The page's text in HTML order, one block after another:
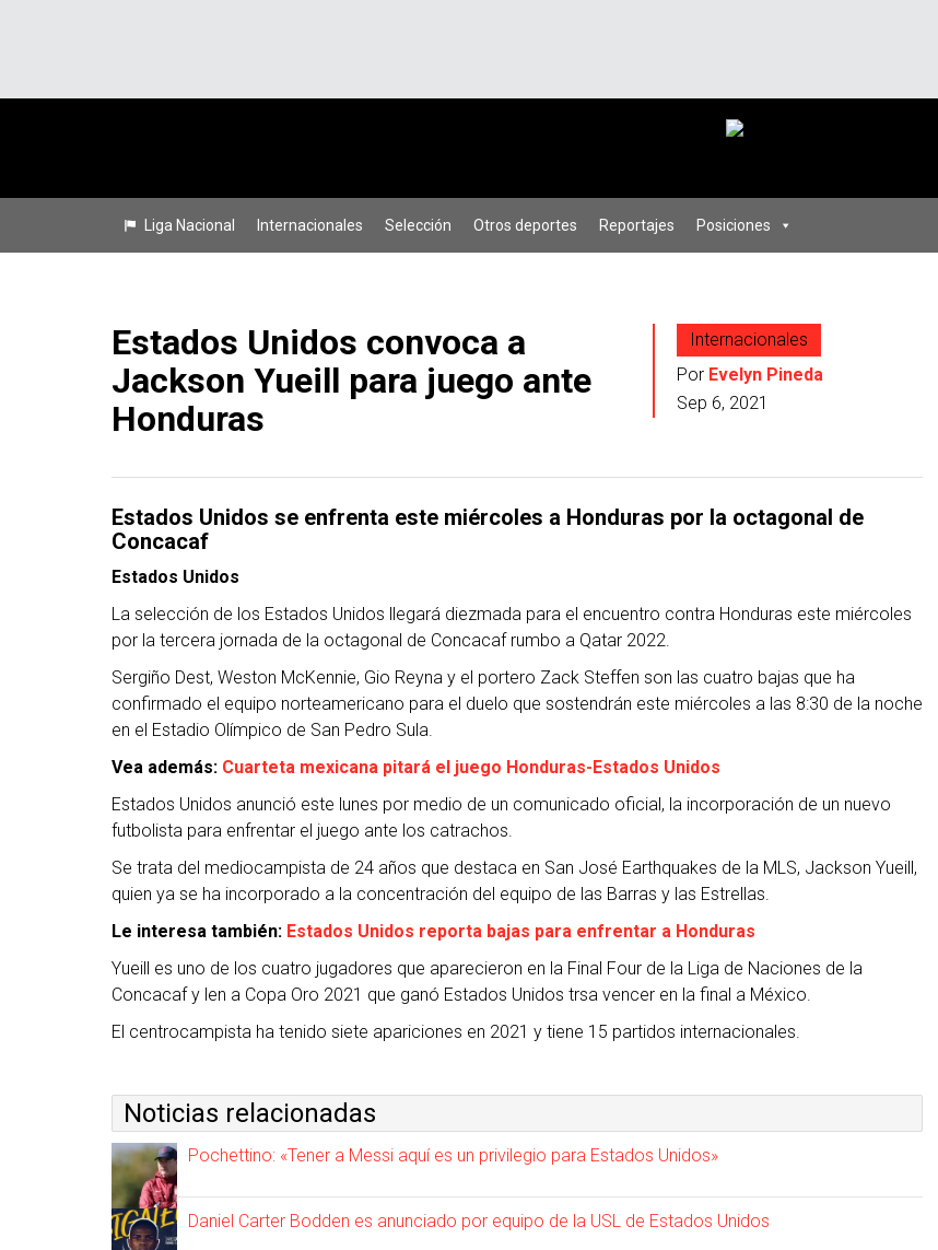
Liga Nacional Internacionales Selección Otros deportes Reportajes Posiciones
Estados Unidos convoca a
Jackson Yueill para juego ante
Honduras
Internacionales
Por Evelyn Pineda
Sep 6, 2021
Estados Unidos se enfrenta este miércoles a Honduras por la octagonal de
Concacaf
Estados Unidos
La selección de los Estados Unidos llegará diezmada para el encuentro contra Honduras este miércoles
por la tercera jornada de la octagonal de Concacaf rumbo a Qatar 2022.
Sergiño Dest, Weston McKennie, Gio Reyna y el portero Zack Steffen son las cuatro bajas que ha
confirmado el equipo norteamericano para el duelo que sostendrán este miércoles a las 8:30 de la noche
en el Estadio Olímpico de San Pedro Sula.
Vea además: Cuarteta mexicana pitará el juego Honduras-Estados Unidos
Estados Unidos anunció este lunes por medio de un comunicado oficial, la incorporación de un nuevo
futbolista para enfrentar el juego ante los catrachos.
Se trata del mediocampista de 24 años que destaca en San José Earthquakes de la MLS, Jackson Yueill,
quien ya se ha incorporado a la concentración del equipo de las Barras y las Estrellas.
Le interesa también: Estados Unidos reporta bajas para enfrentar a Honduras
Yueill es uno de los cuatro jugadores que aparecieron en la Final Four de la Liga de Naciones de la
Concacaf y len a Copa Oro 2021 que ganó Estados Unidos trsa vencer en la final a México.
El centrocampista ha tenido siete apariciones en 2021 y tiene 15 partidos internacionales.
Noticias relacionadas
Pochettino: «Tener a Messi aquí es un privilegio para Estados Unidos»
Daniel Carter Bodden es anunciado por equipo de la USL de Estados Unidos